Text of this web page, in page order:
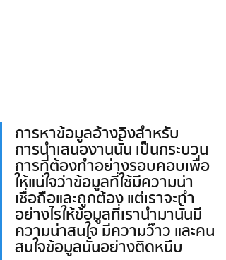
การหาข้อมูลอ้างอิงสำหรับ
การนำเสนองานนั้น เป็นกระบวน
การที่ต้องทำอย่างรอบคอบเพื่อ
ให้แน่ใจว่าข้อมูลที่ใช้มีความน่า
เชื่อถือและถูกต้อง แต่เราจะทำ
อย่างไรให้ข้อมูลที่เรานำมานั้นมี
ความน่าสนใจ มีความว๊าว และคน
สนใจข้อมูลนั้นอย่างติดหนึบ